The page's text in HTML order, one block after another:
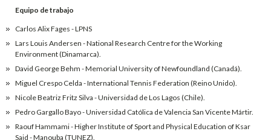
Equipo de trabajo
Carlos Alix Fages - LPNS
Lars Louis Andersen - National Research Centre for the Working
Environment (Dinamarca).
David George Behm - Memorial University of Newfoundland (Canadá).
Miguel Crespo Celda - International Tennis Federation (Reino Unido).
Nicole Beatriz Fritz Silva - Universidad de Los Lagos (Chile).
Pedro Gargallo Bayo - Universidad Católica de Valencia San Vicente Mártir.
Raouf Hammami - Higher Institute of Sport and Physical Education of Ksar
Said - Manouba (TUNEZ).